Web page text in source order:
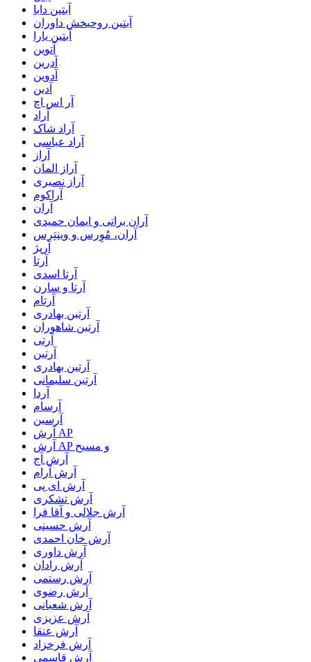
آبتین دابا
آبتین روحبخش داوران
آبتین یارا
آتوین
آدرین
آدوین
آدین
آر اس اچ
آراد
آراد شاک
آراد عباسی
آراز
آراز المان
آراز نصیری
آراکوم
آران
آران براتی و ایمان حمیدی
آران، مُوِرس و وینتِرس
آرپژ
آرتا
آرتا اسدی
آرتا و سارن
آرتام
آرتبن بهادری
آرتين شاهوران
آرتی
آرتین
آرتین بهادری
آرتین سلیمانی
آردا
آرسام
آرسین
آرش AP
آرش AP و مسیح
آرش آج
آرش آرام
آرش ای پی
آرش تشکری
آرش جلالی و آقا فرا
آرش حسینی
آرش خان احمدی
آرش داوری
آرش رادان
آرش رستمى
آرش رضوی
آرش شعبانی
آرش عزیزی
آرش عنقا
آرش فرخزاد
آرش قاسمی